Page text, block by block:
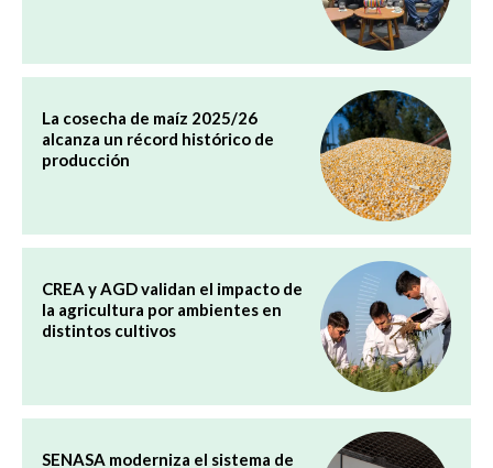
La cosecha de maíz 2025/26
alcanza un récord histórico de
producción
CREA y AGD validan el impacto de
la agricultura por ambientes en
distintos cultivos
SENASA moderniza el sistema de